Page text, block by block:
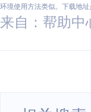
环境使用方法类似。下载地
来自：帮助中